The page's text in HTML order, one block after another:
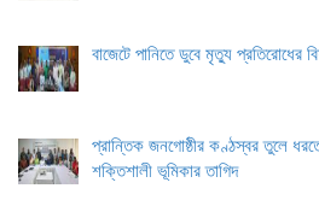
বাজেটে পানিতে ডুবে মৃত্যু
প্রান্তিক জনগোষ্ঠীর কণ্ঠস্বর তুলে
শক্তিশালী ভূমিকার তাগিদ